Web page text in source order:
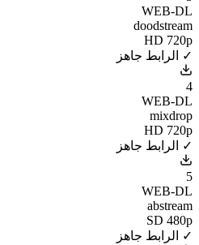
WEB-DL
doodstream
HD 720p
✓ الرابط جاهز
4
WEB-DL
mixdrop
HD 720p
✓ الرابط جاهز
5
WEB-DL
abstream
SD 480p
✓ الرابط جاهز